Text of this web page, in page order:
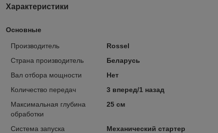
Характеристики
Основные
Производитель
Rossel
Страна производитель
Беларусь
Вал отбора мощности
Нет
Количество передач
3 вперед/1 назад
Максимальная глубина
обработки
25 см
Система запуска
Механический стартер